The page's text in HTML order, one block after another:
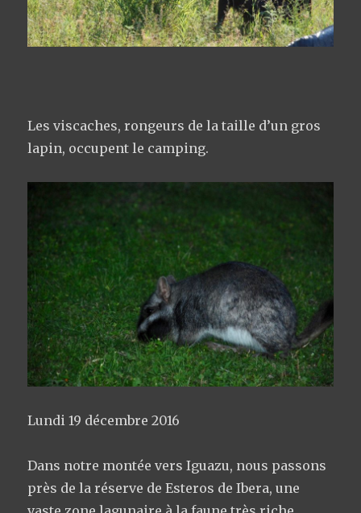
Les viscaches, rongeurs de la taille d’un gros
lapin, occupent le camping.
Lundi 19 décembre 2016
Dans notre montée vers Iguazu, nous passons
près de la réserve de Esteros de Ibera, une